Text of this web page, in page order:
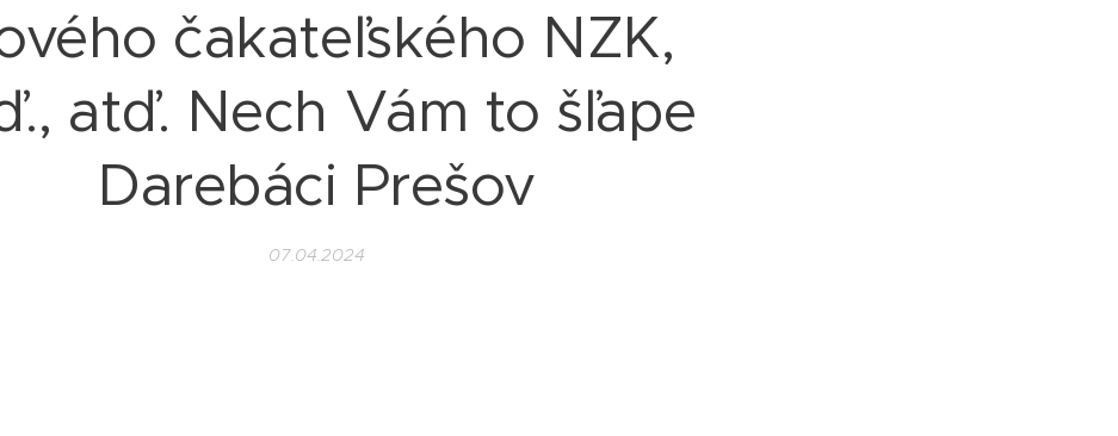
čakateľského NZK,
atď. Nech Vám to šľape
Darebáci Prešov
07.04.2024